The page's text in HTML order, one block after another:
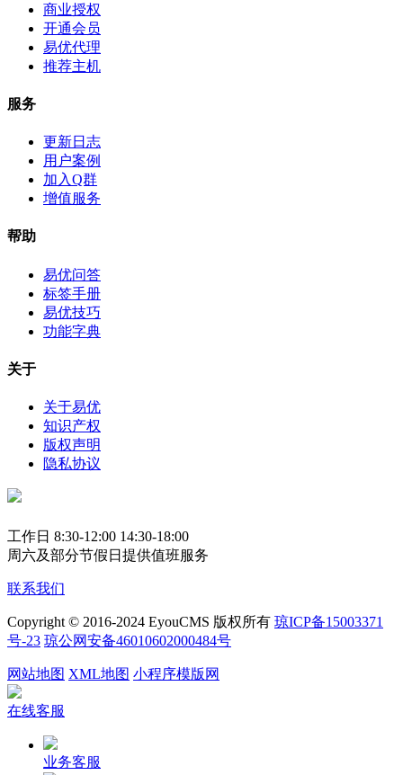
商业授权
开通会员
易优代理
推荐主机
服务
更新日志
用户案例
加入Q群
增值服务
帮助
易优问答
标签手册
易优技巧
功能字典
关于
关于易优
知识产权
版权声明
隐私协议
工作日 8:30-12:00 14:30-18:00
周六及部分节假日提供值班服务
联系我们
Copyright © 2016-2024 EyouCMS 版权所有 琼ICP备15003371
号-23 琼公网安备46010602000484号
网站地图 XML地图 小程序模版网
在线客服
业务客服